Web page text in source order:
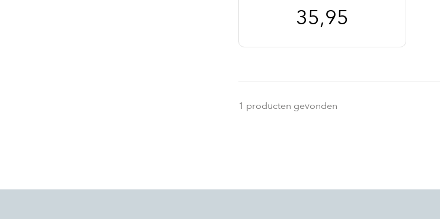
35,95
1 producten gevonden